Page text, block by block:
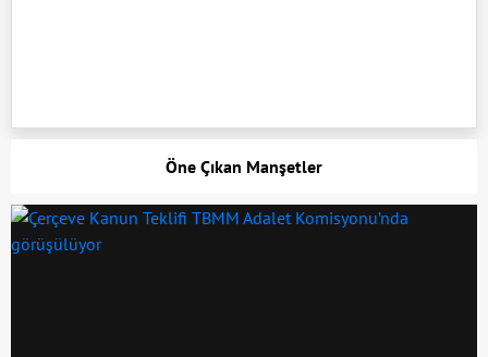
Öne Çıkan Manşetler